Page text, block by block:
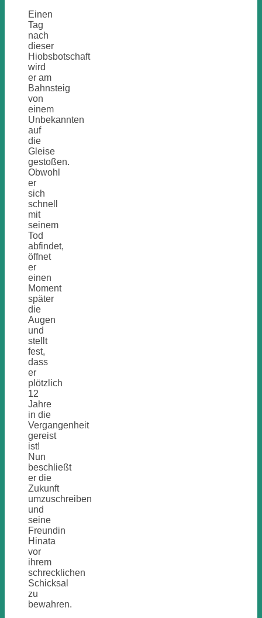
Einen
Tag
nach
dieser
Hiobsbotschaft
wird
er am
Bahnsteig
von
einem
Unbekannten
auf
die
Gleise
gestoßen.
Obwohl
er
sich
schnell
mit
seinem
Tod
abfindet,
öffnet
er
einen
Moment
später
die
Augen
und
stellt
fest,
dass
er
plötzlich
12
Jahre
in die
Vergangenheit
gereist
ist!
Nun
beschließt
er die
Zukunft
umzuschreiben
und
seine
Freundin
Hinata
vor
ihrem
schrecklichen
Schicksal
zu
bewahren.